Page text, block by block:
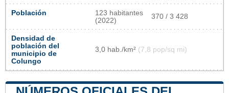
Población
123 habitantes
(2022)
370 / 3 428
Densidad de
población del
municipio de
Colungo
3,0 hab./km² (7,8 pop/sq mi)